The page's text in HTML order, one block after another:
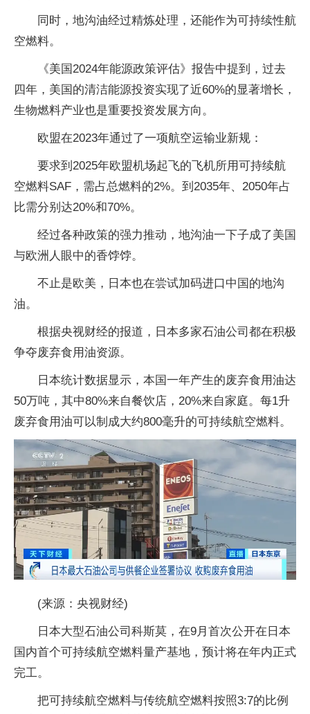
同时，地沟油经过精炼处理，还能作为可持续性航
空燃料。
《美国2024年能源政策评估》报告中提到，过去
四年，美国的清洁能源投资实现了近60%的显著增长，
生物燃料产业也是重要投资发展方向。
欧盟在2023年通过了一项航空运输业新规：
要求到2025年欧盟机场起飞的飞机所用可持续航
空燃料SAF，需占总燃料的2%。到2035年、2050年占
比需分别达20%和70%。
经过各种政策的强力推动，地沟油一下子成了美国
与欧洲人眼中的香饽饽。
不止是欧美，日本也在尝试加码进口中国的地沟
油。
根据央视财经的报道，日本多家石油公司都在积极
争夺废弃食用油资源。
日本统计数据显示，本国一年产生的废弃食用油达
50万吨，其中80%来自餐饮店，20%来自家庭。每1升
废弃食用油可以制成大约800毫升的可持续航空燃料。
(来源：央视财经)
日本大型石油公司科斯莫，在9月首次公开在日本
国内首个可持续航空燃料量产基地，预计将在年内正式
完工。
把可持续航空燃料与传统航空燃料按照3:7的比例